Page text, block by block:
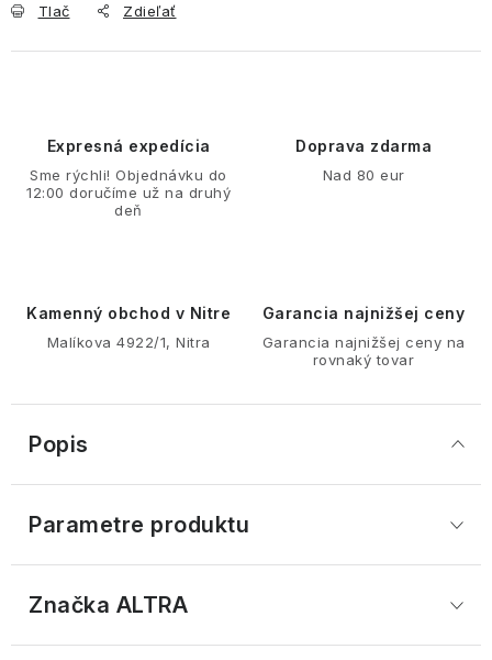
Tlač Zdieľať
Expresná expedícia
Sme rýchli! Objednávku do
12:00 doručíme už na druhý
deň
Doprava zdarma
Nad 80 eur
Kamenný obchod v Nitre
Malíkova 4922/1, Nitra
Garancia najnižšej ceny
Garancia najnižšej ceny na
rovnaký tovar
Popis
Parametre produktu
Značka ALTRA